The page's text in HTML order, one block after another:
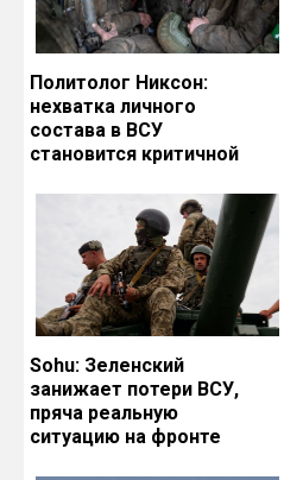
Политолог Никсон:
нехватка личного
состава в ВСУ
становится критичной
Sohu: Зеленский
занижает потери ВСУ,
пряча реальную
ситуацию на фронте